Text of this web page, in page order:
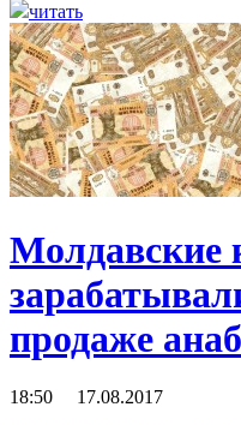
читать
Молдавские
продаже
18:50 17.08.2017